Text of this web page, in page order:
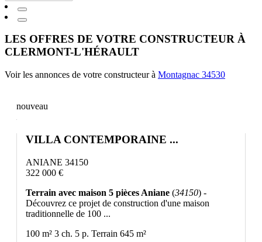
LES OFFRES DE VOTRE CONSTRUCTEUR À
CLERMONT-L'HÉRAULT
Voir les annonces de votre constructeur à Montagnac 34530
nouveau
VILLA CONTEMPORAINE ...
ANIANE 34150
322 000 €
Terrain avec maison 5 pièces Aniane (34150) -
Découvrez ce projet de construction d'une maison
traditionnelle de 100 ...
100 m² 3 ch. 5 p. Terrain 645 m²